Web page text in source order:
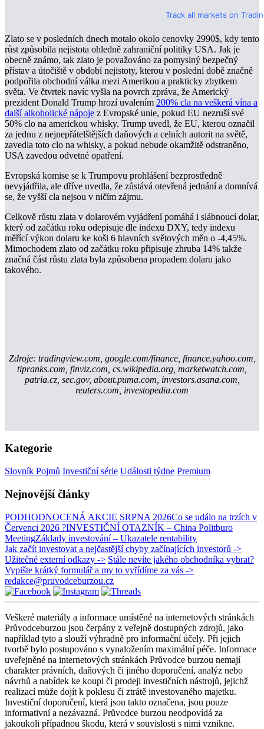
Track all markets on
Zlato se v posledních dnech motalo okolo cenovky 2990$, kdy tento
růst způsobila nejistota ohledně zahraniční politiky USA. Jak je
obecně známo, tak zlato je považováno za pomyslný bezpečný
přístav a útočiště v období nejistoty, kterou v poslední době značně
podpořila obchodní válka mezi Amerikou a prakticky zbytkem
světa. Ve čtvrtek navíc vyšla na povrch zpráva, že Americký
prezident Donald Trump hrozí uvalením 200% cla na veškerá vína a
další alkoholické nápoje z Evropské unie, pokud EU nezruší své
50% clo na americkou whisky. Trump uvedl, že EU, kterou označil
za jednu z nejnepřátelštějších daňových a celních autorit na světě,
zavedla toto clo na whisky, a pokud nebude okamžitě odstraněno,
USA zavedou odvetné opatření.
Evropská komise se k Trumpovu prohlášení bezprostředně
nevyjádřila, ale dříve uvedla, že zůstává otevřená jednání a domnívá
se, že vyšší cla nejsou v ničím zájmu.
Celkově růstu zlata v dolarovém vyjádření pomáhá i slábnoucí dolar,
který od začátku roku odepisuje dle indexu DXY, tedy indexu
měřící výkon dolaru ke koši 6 hlavních světových měn o -4,45%.
Mimochodem zlato od začátku roku připisuje zhruba 14% takže
značná část růstu zlata byla způsobena propadem dolaru jako
takového.
Zdroje: tradingview.com, google.com/finance, finance.yahoo.com,
tipranks.com, finviz.com, cs.wikipedia.org, marketwatch.com,
patria.cz, sec.gov, about.puma.com, investors.asana.com,
reuters.com, investopedia.com
Kategorie
Slovník Pojmů Investiční série Události týdne Premium
Nejnovější články
PODHODNOCENÁ AKCIE SRPNA 2026Co se událo na trzích v
Červenci 2026 ?INVESTIČNÍ OTAZNÍK – China Politburo
MeetingZáklady investování – Ukazatele rentability
Jak začít investovat a nejčastější chyby začínajících investorů ->
Užitečné externí odkazy -> Stále nevíte jakého obchodníka vybrat?
Vypište krátký formulář a my to vyřídíme za vás ->
redakce@pruvodceburzou.cz
Veškeré materiály a informace umístěné na internetových stránkách
Průvodceburzou jsou čerpány z veřejně dostupných zdrojů, jako
například tyto a slouží výhradně pro informační účely. Při jejich
tvorbě bylo postupováno s vynaložením maximální péče. Informace
uveřejněné na internetových stránkách Průvodce burzou nemají
charakter právních, daňových či jiného doporučení, analýz nebo
návrhů a nabídek ke koupi či prodeji investičních nástrojů, jejichž
realizací může dojít k poklesu či ztrátě investovaného majetku.
Investiční doporučení, která jsou takto označena, jsou pouze
informativní a nezávazná. Průvodce burzou neodpovídá za
jakoukoli případnou škodu, která v souvislosti s nimi vznikne.